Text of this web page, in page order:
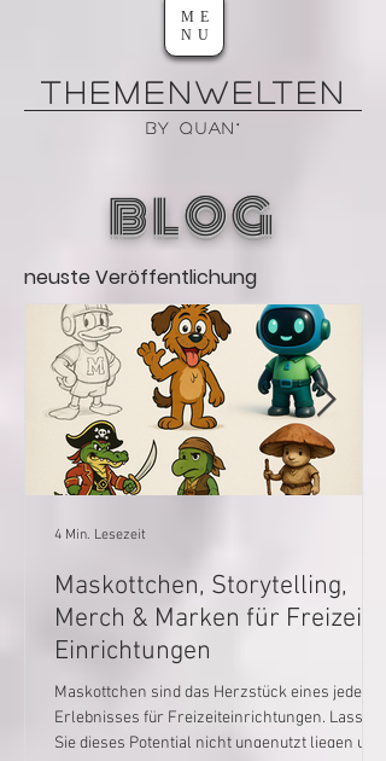
THEMENWELTEn
by QUAN°
ME
NU
BLOG
neuste Veröffentlichung
Maskottchen, Storytelling,
Merch & Marken für Freizeit-
Einrichtungen
Maskottchen sind das Herzstück eines jeden
Erlebnisses für Freizeiteinrichtungen. Lassen
Sie dieses Potential nicht ungenutzt liegen und
4 Min. Lesezeit